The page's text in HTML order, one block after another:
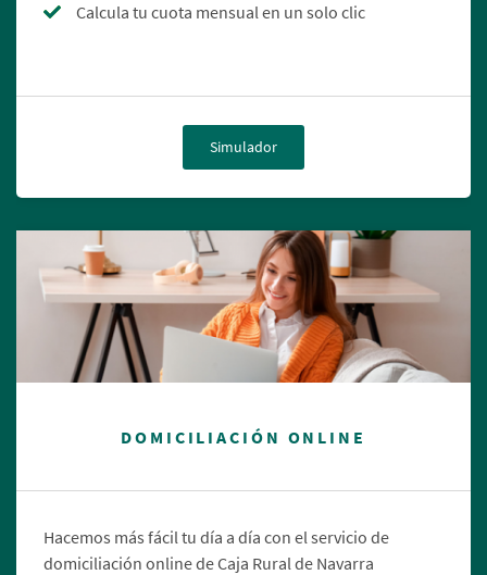
Calcula tu cuota mensual en un solo clic
Simulador
DOMICILIACIÓN ONLINE
Hacemos más fácil tu día a día con el servicio de
domiciliación online de Caja Rural de Navarra